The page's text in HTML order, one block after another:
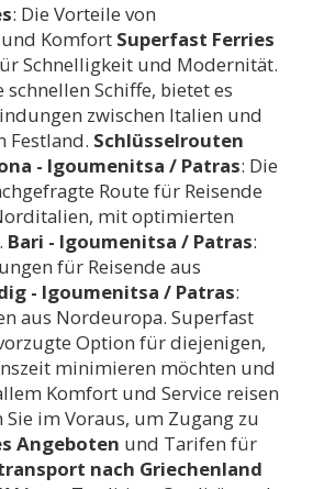
: Die Vorteile von
Komfort Superfast Ferries
Schnelligkeit und Modernität.
Schiffe, bietet es
zwischen Italien und
Festland. Schlüsselrouten
- Igoumenitsa / Patras: Die
Route für Reisende
mit optimierten
Bari - Igoumenitsa / Patras:
für Reisende aus
- Igoumenitsa / Patras:
aus Nordeuropa. Superfast
Option für diejenigen,
minimieren möchten und
Komfort und Service reisen
im Voraus, um Zugang zu
Angeboten und Tarifen für
nach Griechenland